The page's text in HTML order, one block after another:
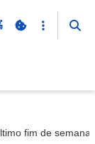
fim de semana